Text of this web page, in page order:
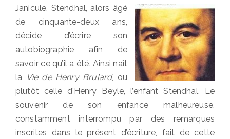
Janicule, Stendhal, alors âgé
de cinquante-deux ans,
décide d’écrire son
autobiographie afin de
savoir ce qu’il a été. Ainsi naît
la Vie de Henry Brulard, ou
plutôt celle d’Henry Beyle, l’enfant Stendhal. Le
souvenir de son enfance malheureuse,
constamment interrompu par des remarques
inscrites dans le présent d’écriture, fait de cette